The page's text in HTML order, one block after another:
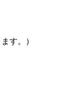
す。）